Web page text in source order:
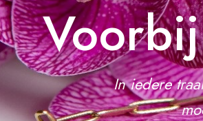
In iedere